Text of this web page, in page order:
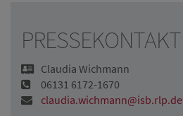
PRESSEKONTAKT
Claudia Wichmann
06131 6172-1670
claudia.wichmann@isb.rlp.de